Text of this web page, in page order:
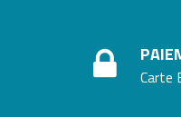
Carte